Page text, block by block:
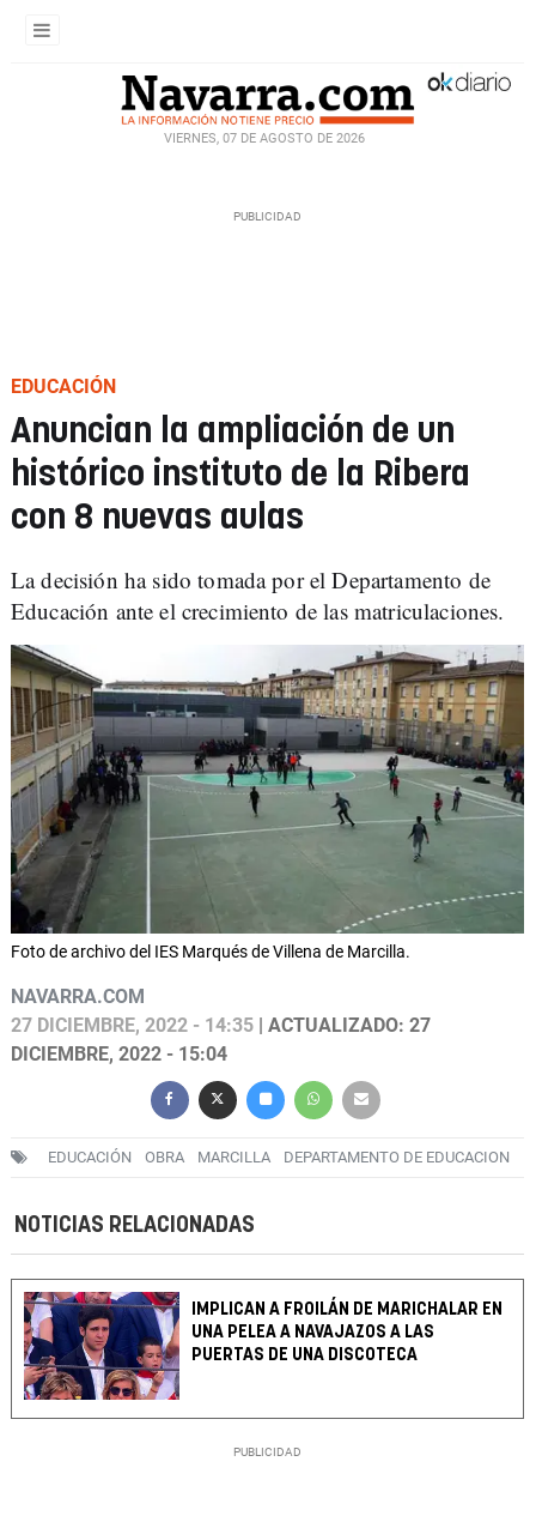
VIERNES, 07 DE AGOSTO DE 2026
EDUCACIÓN
Anuncian la ampliación de un
histórico instituto de la Ribera
con 8 nuevas aulas
La decisión ha sido tomada por el Departamento de
Educación ante el crecimiento de las matriculaciones.
Foto de archivo del IES Marqués de Villena de Marcilla.
NAVARRA.COM
27 DICIEMBRE, 2022 - 14:35 | ACTUALIZADO: 27
DICIEMBRE, 2022 - 15:04
EDUCACIÓN OBRA MARCILLA DEPARTAMENTO DE EDUCACION
NOTICIAS RELACIONADAS
IMPLICAN A FROILÁN DE MARICHALAR EN
UNA PELEA A NAVAJAZOS A LAS
PUERTAS DE UNA DISCOTECA